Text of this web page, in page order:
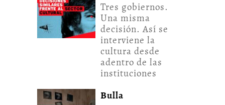
Tres gobiernos.
Una misma
decisión. Así se
interviene la
cultura desde
adentro de las
instituciones
Bulla